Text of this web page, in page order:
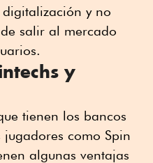
y no
salir al mercado
y
tienen los bancos
como Spin
algunas ventajas